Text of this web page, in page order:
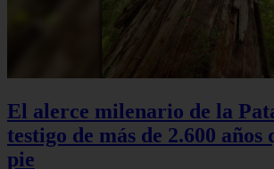
El alerce milenario de la
testigo de más de 2.600 años
pie